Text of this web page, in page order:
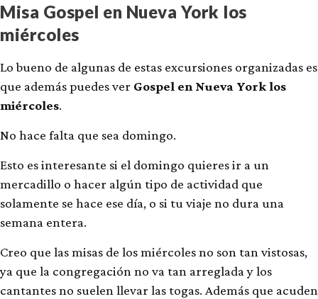
Misa Gospel en Nueva York los
miércoles
Lo bueno de algunas de estas excursiones organizadas es
que además puedes ver Gospel en Nueva York los
miércoles.
No hace falta que sea domingo.
Esto es interesante si el domingo quieres ir a un
mercadillo o hacer algún tipo de actividad que
solamente se hace ese día, o si tu viaje no dura una
semana entera.
Creo que las misas de los miércoles no son tan vistosas,
ya que la congregación no va tan arreglada y los
cantantes no suelen llevar las togas. Además que acuden